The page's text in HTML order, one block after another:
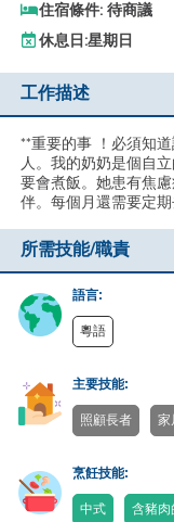
住宿條件: 待商議
休息日:星期日
工作描述
**重要的事 ！必須知
人。我的奶奶是個自
要會煮飯。她患有焦
伴。每個月還需要定期
所需技能/職責
語言:
粵語
主要技能:
照顧長者 家
烹飪技能:
中式 含豬肉